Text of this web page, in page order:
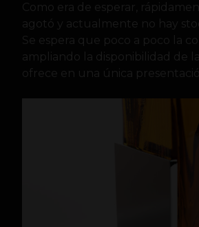
Como era de esperar,
agotó y actualmente no hay
Se espera que poco a poco la
ampliando la disponibilidad de
ofrece en una única